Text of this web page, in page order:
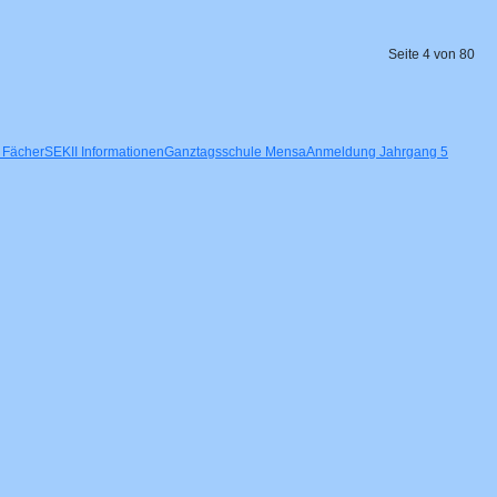
FächerSEKII InformationenGanztagsschule MensaAnmeldung Jahrgang 5
Seite 4 von 80